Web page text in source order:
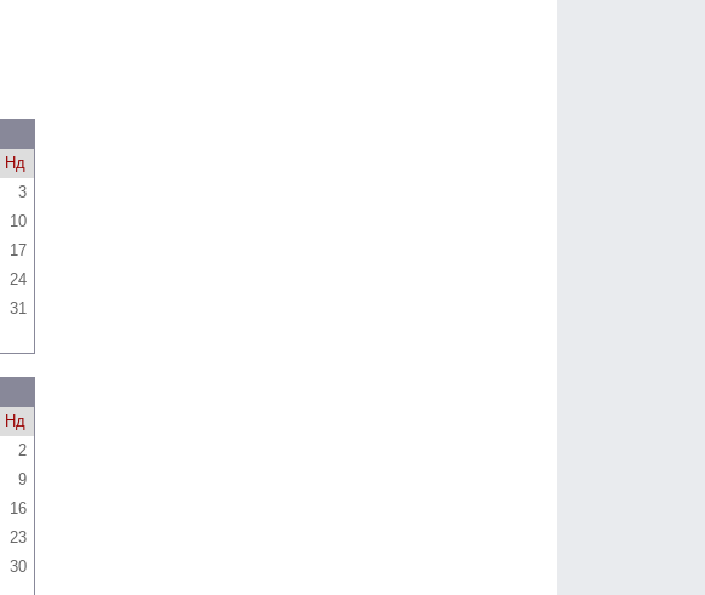
Нд
3
10
17
24
31
Нд
2
9
16
23
30